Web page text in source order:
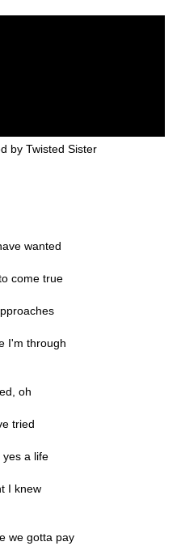
by Twisted Sister
wanted
come true
I'm through
oh
tried
yes a life
I knew
we gotta pay